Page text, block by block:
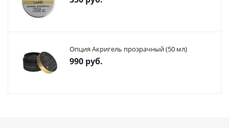
Опция Акригель прозрачный (50 мл)
990 руб.